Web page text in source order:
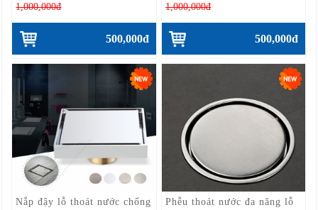
1,000,000đ
500,000đ
1,000,000đ
500,000đ
Nắp đậy lỗ thoát nước chống
Phễu thoát nước đa năng lỗ